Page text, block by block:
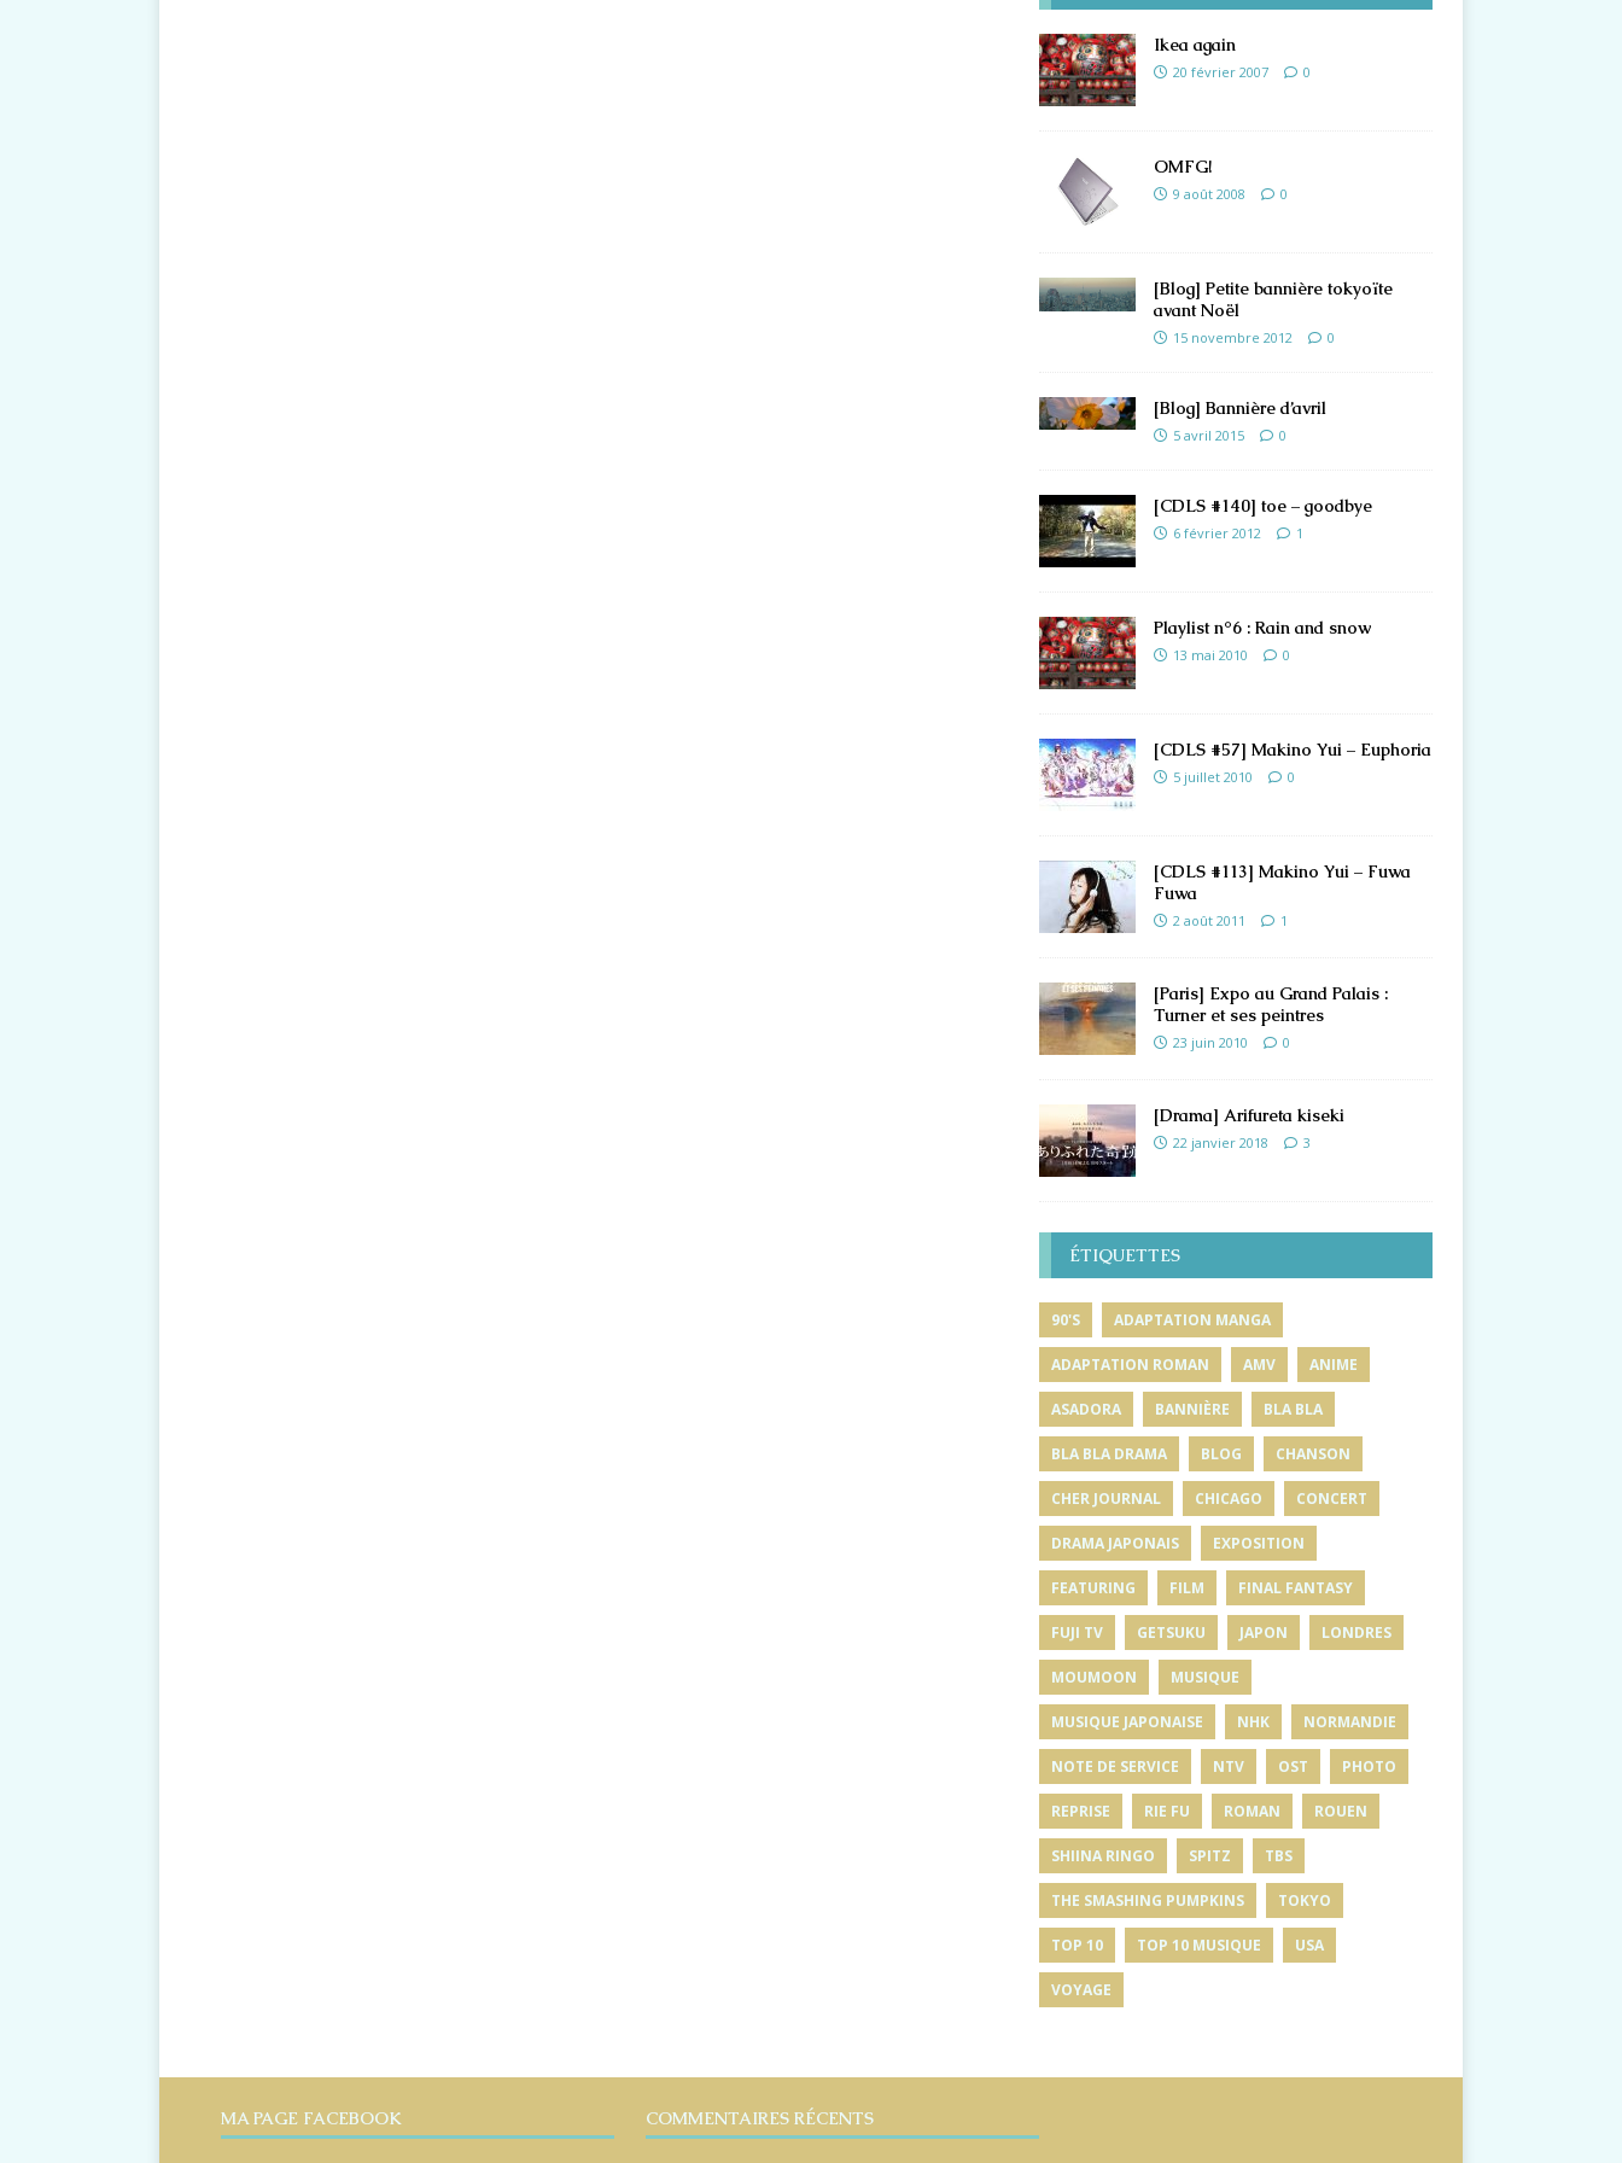
Ikea again
20 février 2007 0
OMFG!
9 août 2008 0
[Blog] Petite bannière tokyoïte
avant Noël
15 novembre 2012 0
[Blog] Bannière d’avril
5 avril 2015 0
[CDLS #140] toe – goodbye
6 février 2012 1
Playlist n°6 : Rain and snow
13 mai 2010 0
[CDLS #57] Makino Yui – Euphoria
5 juillet 2010 0
[CDLS #113] Makino Yui – Fuwa
Fuwa
2 août 2011 1
[Paris] Expo au Grand Palais :
Turner et ses peintres
23 juin 2010 0
[Drama] Arifureta kiseki
22 janvier 2018 3
ÉTIQUETTES
90'S ADAPTATION MANGA
ADAPTATION ROMAN AMV ANIME
ASADORA BANNIÈRE BLA BLA
BLA BLA DRAMA BLOG CHANSON
CHER JOURNAL CHICAGO CONCERT
DRAMA JAPONAIS EXPOSITION
FEATURING FILM FINAL FANTASY
FUJI TV GETSUKU JAPON LONDRES
MOUMOON MUSIQUE
MUSIQUE JAPONAISE NHK NORMANDIE
NOTE DE SERVICE NTV OST PHOTO
REPRISE RIE FU ROMAN ROUEN
SHIINA RINGO SPITZ TBS
THE SMASHING PUMPKINS TOKYO
TOP 10 TOP 10 MUSIQUE USA
VOYAGE
MA PAGE FACEBOOK COMMENTAIRES RÉCENTS